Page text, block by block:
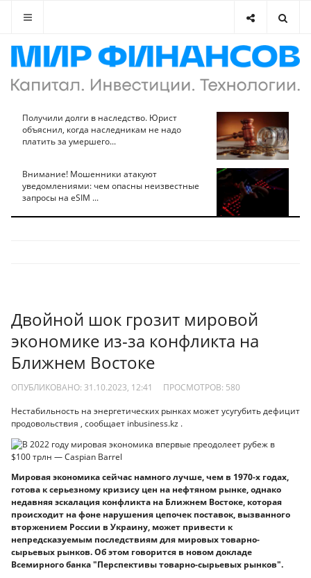
Получили долги в наследство. Юрист
объяснил, когда наследникам не надо
платить за умершего...
Внимание! Мошенники атакуют
уведомлениями: чем опасны неизвестные
запросы на eSIM ...
Двойной шок грозит мировой
экономике из-за конфликта на
Ближнем Востоке
ОПУБЛИКОВАНО: 31.10.2023, 12:41 ПРОСМОТРОВ: 580
Н​естабильность на энергетических рынках может усугубить дефицит
продовольствия , сообщает inbusiness.kz .
Мировая экономика сейчас намного лучше, чем в 1970-х годах,
готова к серьезному кризису цен на нефтяном рынке, однако
недавняя эскалация конфликта на Ближнем Востоке, которая
происходит на фоне нарушения цепочек поставок, вызванного
вторжением России в Украину, может привести к
непредсказуемым последствиям для мировых товарно-
сырьевых рынков. Об этом говорится в новом докладе
Всемирного банка "Перспективы товарно-сырьевых рынков".